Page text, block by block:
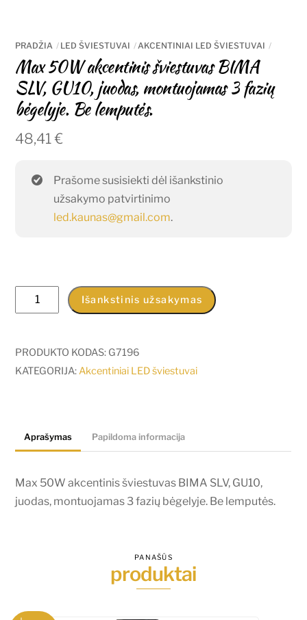
PRADŽIA LED ŠVIESTUVAI AKCENTINIAI LED ŠVIESTUVAI
Max 50W akcentinis šviestuvas BIMA
SLV, GU10, juodas, montuojamas 3 fazių
bėgelyje. Be lemputės.
48,41€
Prašome susisiekti dėl išankstinio
užsakymo patvirtinimo
led.kaunas@gmail.com.
produkto
kiekis:
50W
akcentinis
GU10,
montuojamas
3
Išankstinis užsakymas
PRODUKTO KODAS: G7196
KATEGORIJA:Akcentiniai LED šviestuvai
Aprašymas Papildoma informacija
Max 50W akcentinis šviestuvas BIMA SLV, GU10,
juodas, montuojamas 3 fazių bėgelyje. Be lemputės.
PANAŠŪS
produktai